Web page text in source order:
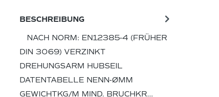
BESCHREIBUNG
NACH NORM: EN12385-4 (FRÜHER
DIN 3069) VERZINKT
DREHUNGSARM HUBSEIL
DATENTABELLE NENN-ØMM
GEWICHTKG/M MIND. BRUCHKR…